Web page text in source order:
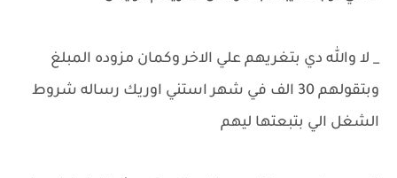
_ لا والله دي بتغريهم علي الاخر وكمان مزوده المبلغ
وبتقولهم 30 الف في شهر استني اوريك رساله شروط
الشغل الي بتبعتها ليهم